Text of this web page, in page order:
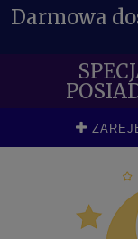
Darmowa